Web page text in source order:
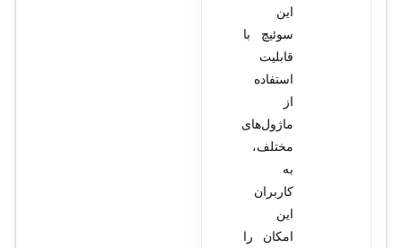
این
سوئیچ با
قابلیت
استفاده
از
ماژول‌های
مختلف،
به
کاربران
این
امکان را